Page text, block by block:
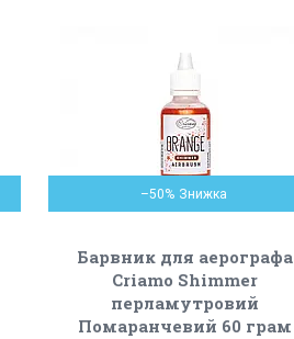
–50%
Барвник для аерографа
Criamo Shimmer
перламутровий
Помаранчевий 60 грам